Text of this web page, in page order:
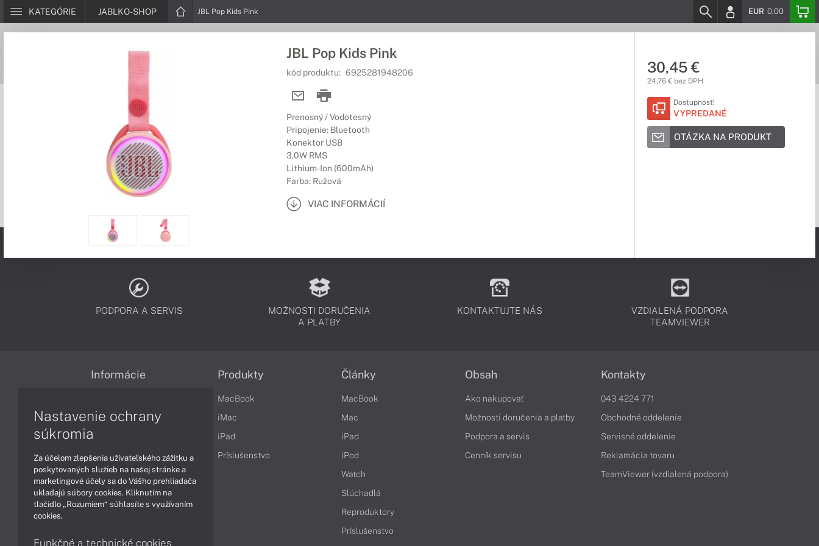
KATEGÓRIE JABLKO-SHOP JBL Pop Kids Pink EUR 0,00
JBL Pop Kids Pink
kód produktu: 6925281948206
Prenosný / Vodotesný
Pripojenie: Bluetooth
Konektor USB
3,0W RMS
Lithium-Ion (600mAh)
Farba: Ružová
VIAC INFORMÁCIÍ
30,45 €
24,76 € bez DPH
Dostupnosť:
VYPREDANÉ
OTÁZKA NA PRODUKT
PODPORA A SERVIS
MOŽNOSTI DORUČENIA
A PLATBY
KONTAKTUJTE NÁS
VZDIALENÁ PODPORA
TEAMVIEWER
Informácie
Reklamačné podmienky
Ochrana osobných údajov
Vrátenie tovaru
Vyhlásenie o prístupnosti
Cookies
Produkty
MacBook
iMac
iPad
Príslušenstvo
Články
MacBook
Mac
iPad
iPod
Watch
Slúchadlá
Reproduktory
Príslušenstvo
Obsah
Ako nakupovať
Možnosti doručenia a platby
Podpora a servis
Cenník servisu
Kontakty
043 4224 771
Obchodné oddelenie
Servisné oddelenie
Reklamácia tovaru
TeamViewer (vzdialená podpora)
Nastavenie ochrany
súkromia
Za účelom zlepšenia užívateľského zážitku a
poskytovaných služieb na našej stránke a
marketingové účely sa do Vášho prehliadača
ukladajú súbory cookies. Kliknutím na
tlačidlo „Rozumiem“ súhlasíte s využívaním
cookies.
Funkčné a technické cookies